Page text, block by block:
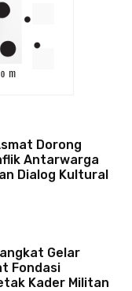
Dorong
Antarwarga
Dialog Kultural
Gelar
Fondasi
Kader Militan